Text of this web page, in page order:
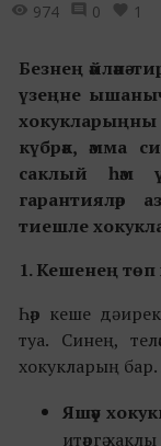
974 0 1
Безнең әйләнә-
үзеңне
күбрәк, әмма
саклый һәм
гарантияләр
тиешле
1. Кешенең
Һәр кеше дә
туа. Синең,
хокукларың бар.
Яшәү хокук
итәргә